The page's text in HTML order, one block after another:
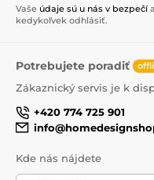
Vaše údaje sú u nás v bezpečí
kedykoľvek odhlásiť.
Potrebujete poradiť
Zákaznický servis je k
+420 774 725 901
Kde nás nájdete